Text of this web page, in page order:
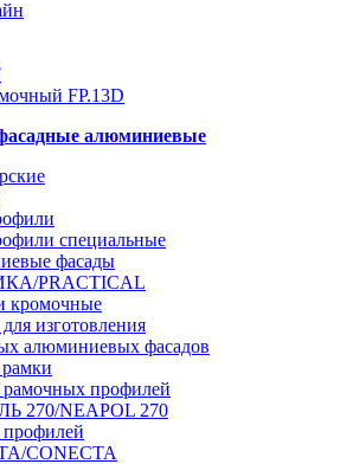
алюминиевые
специальные
фасады
PRACTICAL
кромочные
изготовления
алюминиевых фасадов
рамочных профилей
270/NEAPOL 270
CONECTA